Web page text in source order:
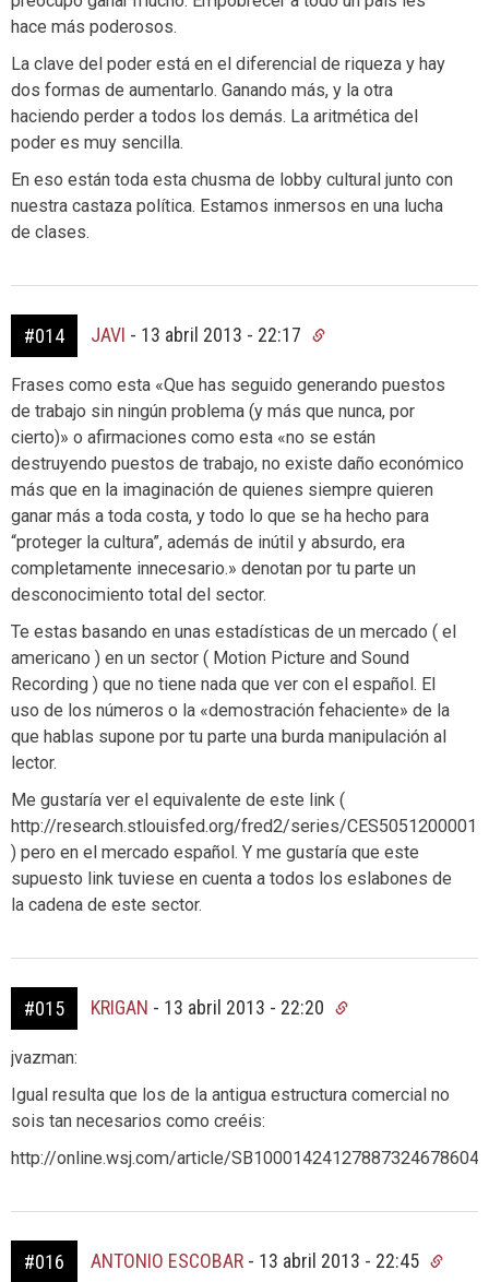
hace más poderosos.
La clave del poder está en el diferencial de riqueza y hay
dos formas de aumentarlo. Ganando más, y la otra
haciendo perder a todos los demás. La aritmética del
poder es muy sencilla.
En eso están toda esta chusma de lobby cultural junto con
nuestra castaza política. Estamos inmersos en una lucha
de clases.
#014 JAVI - 13 abril 2013 - 22:17
Frases como esta «Que has seguido generando puestos
de trabajo sin ningún problema (y más que nunca, por
cierto)» o afirmaciones como esta «no se están
destruyendo puestos de trabajo, no existe daño económico
más que en la imaginación de quienes siempre quieren
ganar más a toda costa, y todo lo que se ha hecho para
“proteger la cultura”, además de inútil y absurdo, era
completamente innecesario.» denotan por tu parte un
desconocimiento total del sector.
Te estas basando en unas estadísticas de un mercado ( el
americano ) en un sector ( Motion Picture and Sound
Recording ) que no tiene nada que ver con el español. El
uso de los números o la «demostración fehaciente» de la
que hablas supone por tu parte una burda manipulación al
lector.
Me gustaría ver el equivalente de este link (
http://research.stlouisfed.org/fred2/series/CES5051200001
) pero en el mercado español. Y me gustaría que este
supuesto link tuviese en cuenta a todos los eslabones de
la cadena de este sector.
#015 KRIGAN - 13 abril 2013 - 22:20
jvazman:
Igual resulta que los de la antigua estructura comercial no
sois tan necesarios como creéis:
http://online.wsj.com/article/
#016 ANTONIO ESCOBAR - 13 abril 2013 - 22:45